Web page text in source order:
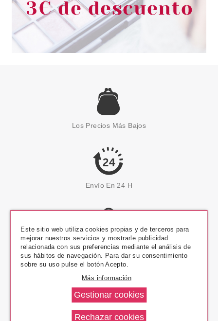
Los Precios Más Bajos
Envío En 24 H
Pago Seguro
14 Días Devolución
Este sitio web utiliza cookies propias y de terceros para
mejorar nuestros servicios y mostrarle publicidad
relacionada con sus preferencias mediante el análisis de
sus hábitos de navegación. Para dar su consentimiento
sobre su uso pulse el botón Acepto.
Más información